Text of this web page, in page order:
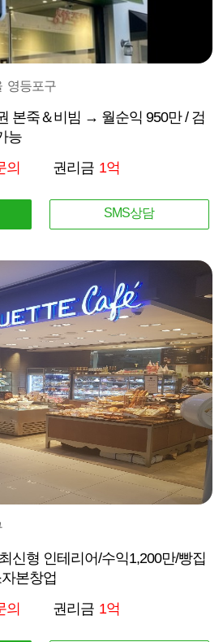
영등포구
본죽＆비빔 → 월순익 950만 / 검
능
의 권리금 1억
SMS상담
형 인테리어/수익1,200만/빵집
본창업
의 권리금 1억